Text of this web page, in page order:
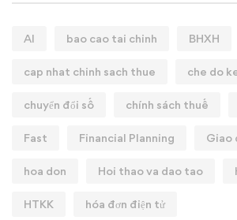
AI bao cao tai chinh BHXH
cap nhat chinh sach thue che do
chuyển đổi số chính sách thuế
Fast Financial Planning Giao
hoa don Hoi thao va dao tao
HTKK hóa đơn điện tử